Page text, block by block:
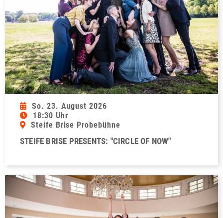
So. 23. August 2026
18:30 Uhr
Steife Brise Probebühne
STEIFE BRISE PRESENTS: "CIRCLE OF NOW"